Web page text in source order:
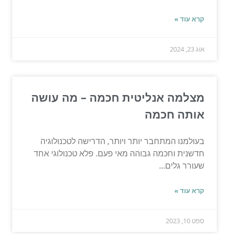
קרא עוד »
אוג 23, 2024
מצלמה אנליטית חכמה – מה עושה
אותה חכמה
בעולמנו המתחבר יותר ויותר, הדרישה לטכנולוגיה
חדשנית וחכמה גבוהה מאי פעם. פלא טכנולוגי אחד
שעורר גלים...
קרא עוד »
ספט 10, 2023